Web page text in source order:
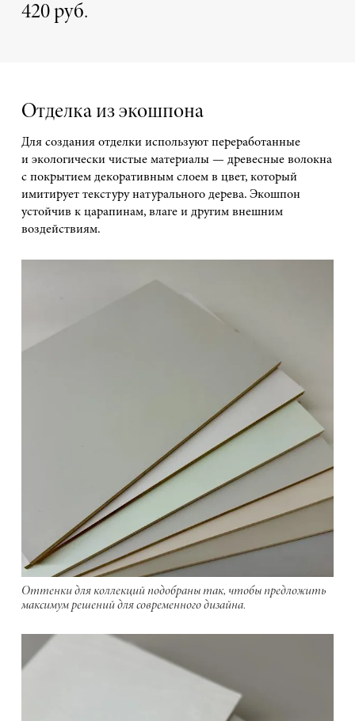
420 руб.
Отделка из экошпона
Для создания отделки используют переработанные
и экологически чистые материалы — древесные волокна
с покрытием декоративным слоем в цвет, который
имитирует текстуру натурального дерева. Экошпон
устойчив к царапинам, влаге и другим внешним
воздействиям.
Оттенки для коллекций подобраны так, чтобы предложить
максимум решений для современного дизайна.